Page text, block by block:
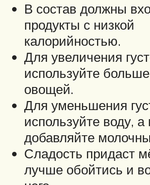
В состав должны
продукты с низкой
калорийностью.
Для увеличения
используйте
овощей.
Для уменьшения
используйте воду, а
добавляйте
Сладость придаст
лучше обойтись и